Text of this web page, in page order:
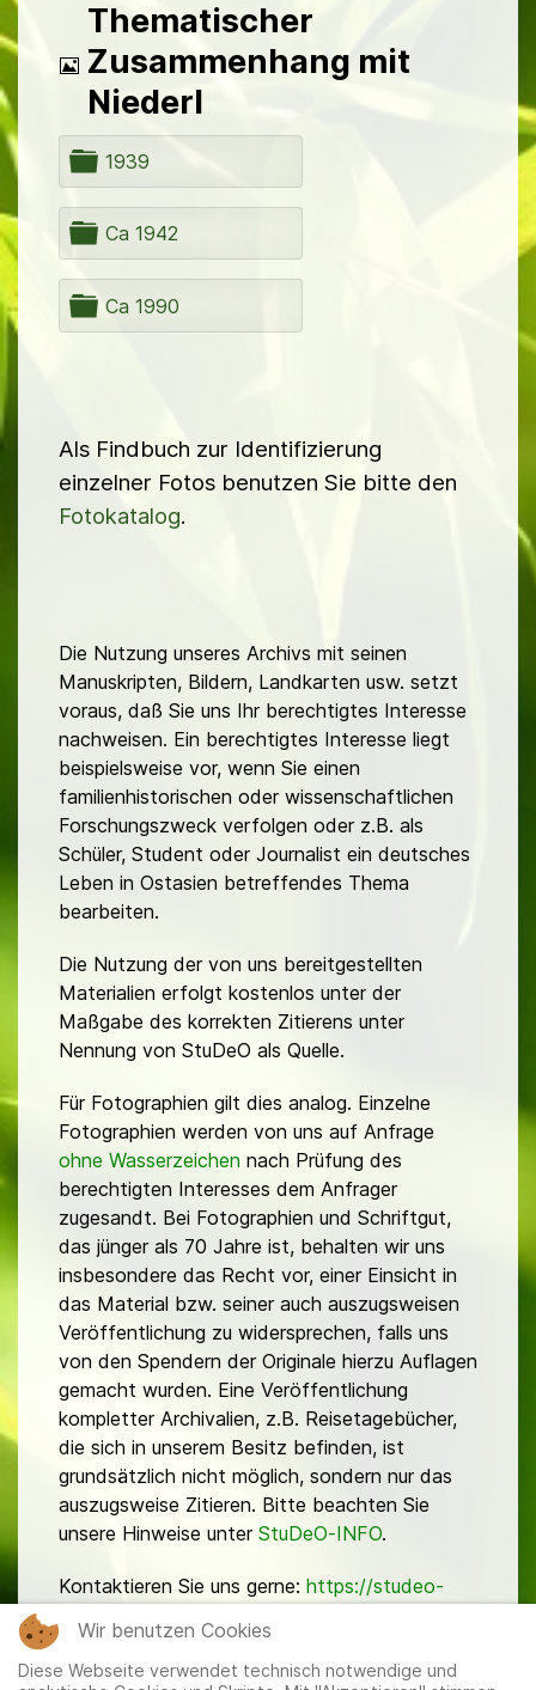
Bild
Thematischer
Zusammenhang mit
Niederl
O
r
d
n
e
r
1939
O
r
d
n
e
Ca 1942
O
r
Ca 1990
Als Findbuch zur Identifizierung
einzelner Fotos benutzen Sie bitte den
Fotokatalog.
Die Nutzung unseres Archivs mit seinen
Manuskripten, Bildern, Landkarten usw. setzt
voraus, daß Sie uns Ihr berechtigtes Interesse
nachweisen. Ein berechtigtes Interesse liegt
beispielsweise vor, wenn Sie einen
familienhistorischen oder wissenschaftlichen
Forschungszweck verfolgen oder z.B. als
Schüler, Student oder Journalist ein deutsches
Leben in Ostasien betreffendes Thema
bearbeiten.
Die Nutzung der von uns bereitgestellten
Materialien erfolgt kostenlos unter der
Maßgabe des korrekten Zitierens unter
Nennung von StuDeO als Quelle.
Für Fotographien gilt dies analog. Einzelne
Fotographien werden von uns auf Anfrage
ohne Wasserzeichen nach Prüfung des
berechtigten Interesses dem Anfrager
zugesandt. Bei Fotographien und Schriftgut,
das jünger als 70 Jahre ist, behalten wir uns
insbesondere das Recht vor, einer Einsicht in
das Material bzw. seiner auch auszugsweisen
Veröffentlichung zu widersprechen, falls uns
von den Spendern der Originale hierzu Auflagen
gemacht wurden. Eine Veröffentlichung
kompletter Archivalien, z.B. Reisetagebücher,
die sich in unserem Besitz befinden, ist
grundsätzlich nicht möglich, sondern nur das
auszugsweise Zitieren. Bitte beachten Sie
unsere Hinweise unter StuDeO-INFO.
Kontaktieren Sie uns gerne: https://studeo-
Wir benutzen Cookies
Diese Webseite verwendet technisch notwendige und